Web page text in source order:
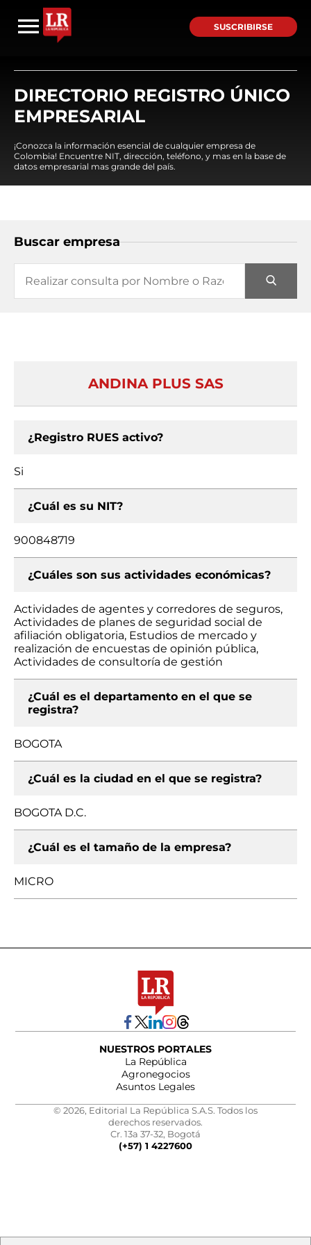
SUSCRIBIRSE
DIRECTORIO REGISTRO ÚNICO
EMPRESARIAL
¡Conozca la información esencial de cualquier empresa de
Colombia! Encuentre NIT, dirección, teléfono, y mas en la base de
datos empresarial mas grande del país.
Buscar empresa
ANDINA PLUS SAS
¿Registro RUES activo?
Si
¿Cuál es su NIT?
900848719
¿Cuáles son sus actividades económicas?
Actividades de agentes y corredores de seguros,
Actividades de planes de seguridad social de
afiliación obligatoria, Estudios de mercado y
realización de encuestas de opinión pública,
Actividades de consultoría de gestión
¿Cuál es el departamento en el que se
registra?
BOGOTA
¿Cuál es la ciudad en el que se registra?
BOGOTA D.C.
¿Cuál es el tamaño de la empresa?
MICRO
NUESTROS PORTALES
La República
Agronegocios
Asuntos Legales
© 2026, Editorial La República S.A.S. Todos los
derechos reservados.
Cr. 13a 37-32, Bogotá
(+57) 1 4227600